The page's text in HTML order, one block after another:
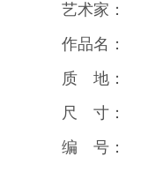
艺术家：
作品名：
质 地：
尺 寸：
编 号：